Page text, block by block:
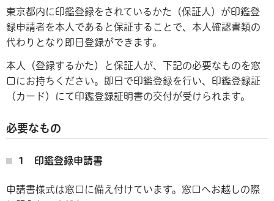
東京都内に印鑑登録をされているかた（保証人）が印鑑登
録申請者を本人であると保証することで、本人確認書類の
代わりとなり即日登録ができます。
本人（登録するかた）と保証人が、下記の必要なものを窓
口にお持ちください。即日で印鑑登録を行い、印鑑登録証
（カード）にて印鑑登録証明書の交付が受けられます。
必要なもの
1 印鑑登録申請書
申請書様式は窓口に備え付けています。窓口へお越しの際